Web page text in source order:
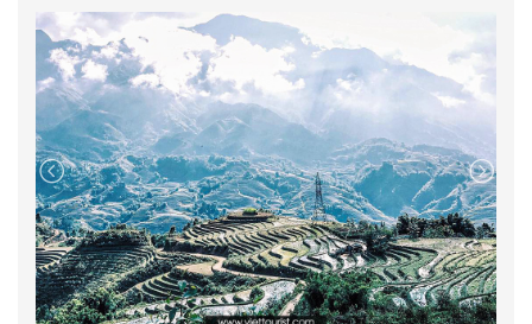
nghiệm hệ thống cáp treo ba dây dài nhất thế giới
6292,5m đưa Qúy khách đến vớiNÓC NHÀ ĐÔNG
DƯƠNG(chi phí cáp treo tự túc)
Đến đây Qúy khách tự do tham quan, chiêm bái và
chụp hình tại :
BẢO AN THIỀN TỰ
BÍCH VÂN THIỀN TỰ - nằm trên độ cao 3.037m, đây là
điểm đến đầu tiên trong hệ thống cảnh quan tâm linh
trên đỉnh Fansipan.